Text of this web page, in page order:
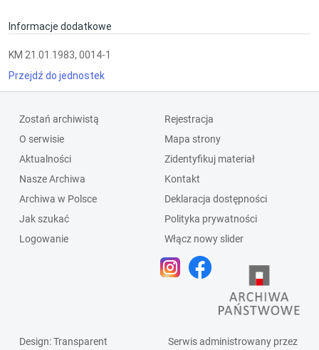
Informacje dodatkowe
KM 21.01.1983, 0014-1
Przejdź do jednostek
Zostań archiwistą
O serwisie
Aktualności
Nasze Archiwa
Archiwa w Polsce
Jak szukać
Logowanie
Rejestracja
Mapa strony
Zidentyfikuj materiał
Kontakt
Deklaracja dostępności
Polityka prywatności
Włącz nowy slider
Design: Transparent
Serwis administrowany przez